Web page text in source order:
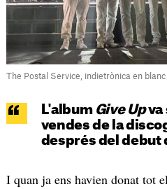
The Postal Service, indietrònica en
L'albumGive Upva
vendes de la
després del debut
I quan ja ens havien donat tot